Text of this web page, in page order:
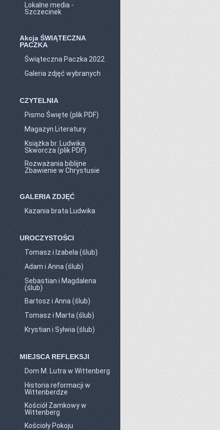
Lokalne media -
Szczecinek
Akcja ŚWIĄTECZNA
PACZKA
Świąteczna Paczka 2022
Galeria zdjęć wybranych
CZYTELNIA
Pismo Święte (plik PDF)
Magazyn Literatury
Książka br. Ludwika
Skworcza (plik PDF)
Rozważania biblijne
Zbawienie w Chrystusie
GALERIA ZDJĘĆ
Kazania brata Ludwika
UROCZYSTOŚCI
Tomasz i Izabela (ślub)
Adam i Anna (ślub)
Sebastian i Magdalena
(ślub)
Bartosz i Anna (ślub)
Tomasz i Marta (ślub)
Krystian i Sylwia (ślub)
MIEJSCA REFLEKSJI
Dom M. Lutra w Wittenberg
Historia reformacji w
Wittenberdze
Kościół Zamkowy w
Wittenberg
Kościoły Pokoju